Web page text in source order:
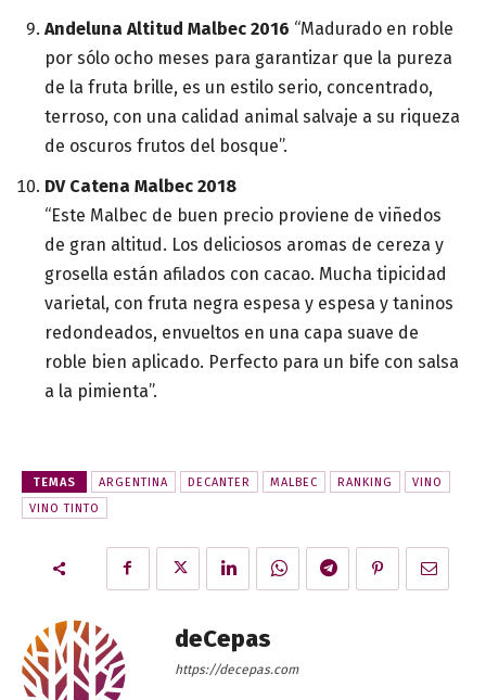
Andeluna Altitud Malbec 2016 “Madurado en roble
por sólo ocho meses para garantizar que la pureza
de la fruta brille, es un estilo serio, concentrado,
terroso, con una calidad animal salvaje a su riqueza
de oscuros frutos del bosque”.
DV Catena Malbec 2018
“Este Malbec de buen precio proviene de viñedos
de gran altitud. Los deliciosos aromas de cereza y
grosella están afilados con cacao. Mucha tipicidad
varietal, con fruta negra espesa y espesa y taninos
redondeados, envueltos en una capa suave de
roble bien aplicado. Perfecto para un bife con salsa
a la pimienta”.
TEMAS ARGENTINA DECANTER MALBEC RANKING
VINO
VINO TINTO
deCepas
https://decepas.com